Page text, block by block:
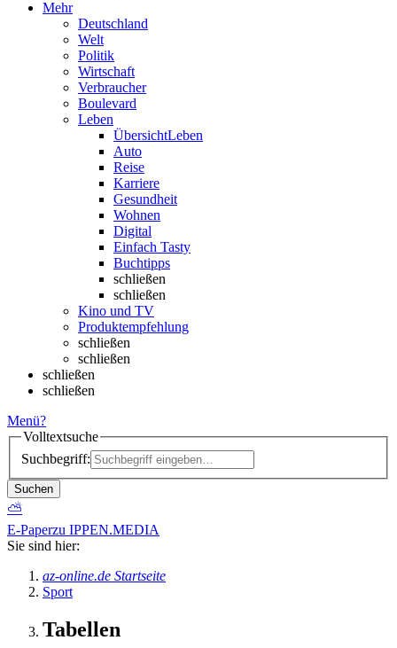
Mehr
Deutschland
Welt
Politik
Wirtschaft
Verbraucher
Boulevard
Leben
ÜbersichtLeben
Auto
Reise
Karriere
Gesundheit
Wohnen
Digital
Einfach Tasty
Buchtipps
schließen
schließen
Kino und TV
Produktempfehlung
schließen
schließen
schließen
schließen
Menü?
Volltextsuche
Suchbegriff:
Suchen
⛅
E-Paperzu IPPEN.MEDIA
Sie sind hier:
az-online.de Startseite
Sport
Tabellen